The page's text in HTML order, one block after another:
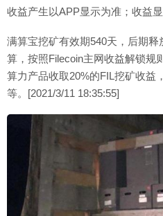
收益产生以APP显示为准；收益
满算宝挖矿有效期540天，后期
算，按照Filecoin主网收益解锁规
算力产品收取20%的FIL挖矿收益
等。[2021/3/11 18:35:55]